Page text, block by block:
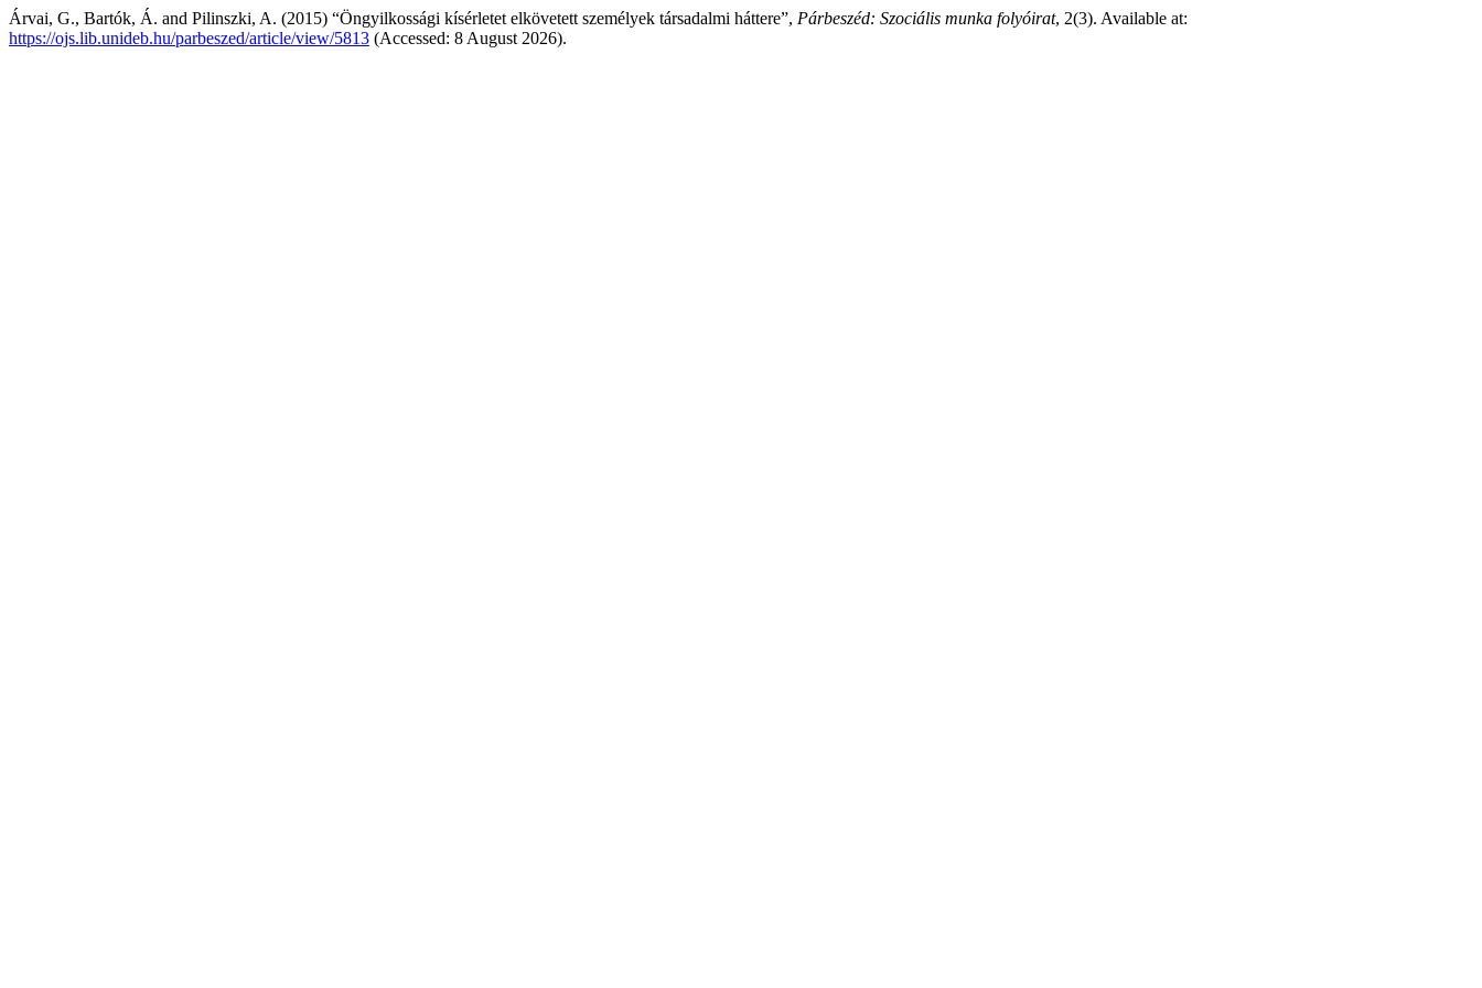
Árvai, G., Bartók, Á. and Pilinszki, A. (2015) “Öngyilkossági kísérletet elkövetett személyek társadalmi háttere”, Párbeszéd: Szociális munka folyóirat, 2(3). Available at:
https://ojs.lib.unideb.hu/parbeszed/article/view/5813 (Accessed: 8 August 2026).